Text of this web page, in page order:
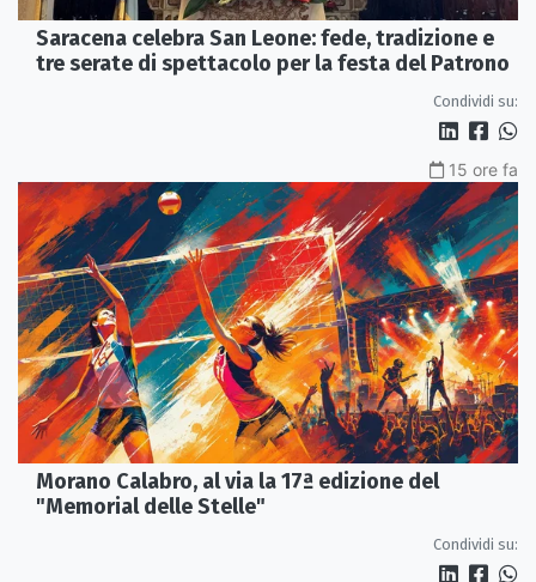
Saracena celebra San Leone: fede, tradizione e
tre serate di spettacolo per la festa del Patrono
Condividi su:
15 ore fa
Morano Calabro, al via la 17ª edizione del
"Memorial delle Stelle"
Condividi su: